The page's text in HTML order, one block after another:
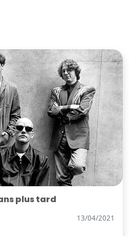
plus tard
13/04/2021